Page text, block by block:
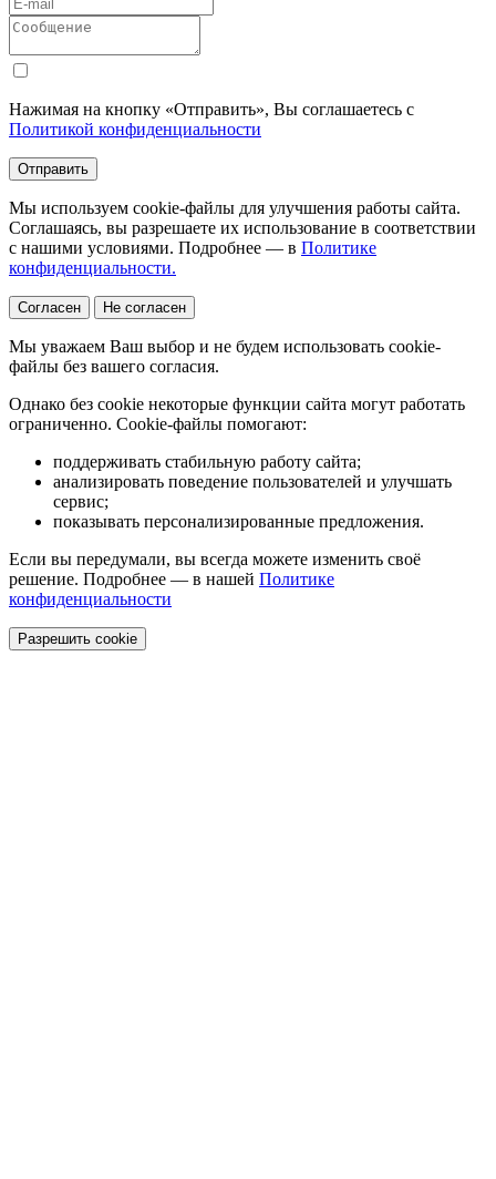
Нажимая на кнопку «Отправить», Вы соглашаетесь с
Политикой конфиденциальности
Отправить
Мы используем cookie-файлы для улучшения работы сайта.
Соглашаясь, вы разрешаете их использование в соответствии
с нашими условиями. Подробнее — в Политике
конфиденциальности.
Согласен Не согласен
Мы уважаем Ваш выбор и не будем использовать cookie-
файлы без вашего согласия.
Однако без cookie некоторые функции сайта могут работать
ограниченно. Cookie-файлы помогают:
поддерживать стабильную работу сайта;
анализировать поведение пользователей и улучшать
сервис;
показывать персонализированные предложения.
Если вы передумали, вы всегда можете изменить своё
решение. Подробнее — в нашей Политике
конфиденциальности
Разрешить cookie